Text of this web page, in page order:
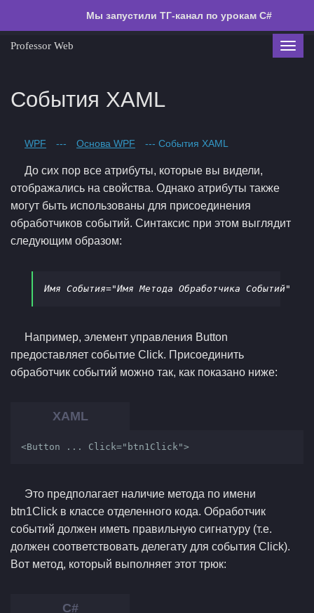
Мы запустили ТГ-канал по урокам C#
Professor Web
События XAML
WPF --- Основа WPF --- События XAML
До сих пор все атрибуты, которые вы видели,
отображались на свойства. Однако атрибуты также
могут быть использованы для присоединения
обработчиков событий. Синтаксис при этом выглядит
следующим образом:
Имя События="Имя Метода Обработчика Событий"
Например, элемент управления Button
предоставляет событие Click. Присоединить
обработчик событий можно так, как показано ниже:
<Button ... Click="btn1Click">
Это предполагает наличие метода по имени
btn1Click в классе отделенного кода. Обработчик
событий должен иметь правильную сигнатуру (т.е.
должен соответствовать делегату для события Click).
Вот метод, который выполняет этот трюк: